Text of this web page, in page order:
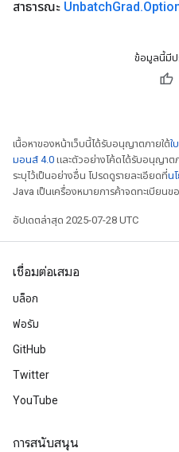
สาธารณะ UnbatchGrad.
ข้อมูลนี้มีป
เนื้อหาของหน้าเว็บนี้ได้รับอนุญาตภายใต้ใ
มอนส์ 4.0 และตัวอย่างโค้ดได้รับอนุญาต
ระบุไว้เป็นอย่างอื่น โปรดดูรายละเอียดที่น
Java เป็นเครื่องหมายการค้าจดทะเบียน
อัปเดตล่าสุด 2025-07-28 UTC
เชื่อมต่อเสมอ
บล็อก
ฟอรัม
GitHub
Twitter
YouTube
การสนับสนุน